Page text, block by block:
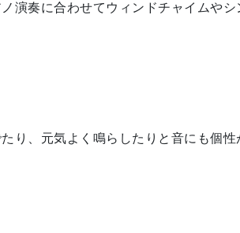
演奏に合わせてウィンドチャイムやシ
り、元気よく鳴らしたりと音にも個